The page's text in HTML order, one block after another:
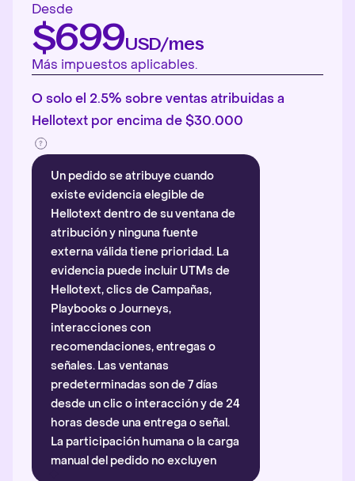
Desde
$699USD/mes
Más impuestos aplicables.
O solo el 2.5% sobre ventas atribuidas a
Hellotext por encima de $30.000
Un pedido se atribuye cuando
existe evidencia elegible de
Hellotext dentro de su ventana de
atribución y ninguna fuente
externa válida tiene prioridad. La
evidencia puede incluir UTMs de
Hellotext, clics de Campañas,
Playbooks o Journeys,
interacciones con
recomendaciones, entregas o
señales. Las ventanas
predeterminadas son de 7 días
desde un clic o interacción y de 24
horas desde una entrega o señal.
La participación humana o la carga
manual del pedido no excluyen